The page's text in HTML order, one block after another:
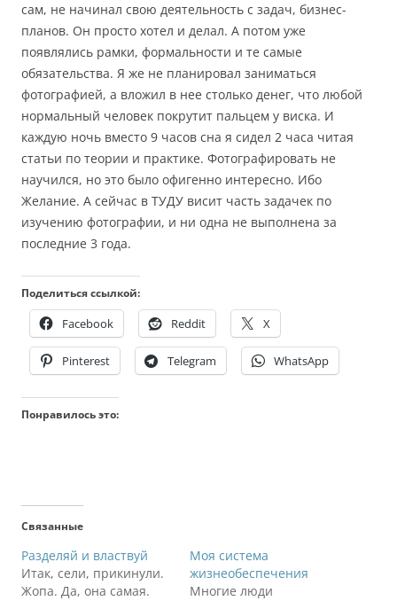
сам, не начинал свою деятельность с задач, бизнес-
планов. Он просто хотел и делал. А потом уже
появлялись рамки, формальности и те самые
обязательства. Я же не планировал заниматься
фотографией, а вложил в нее столько денег, что любой
нормальный человек покрутит пальцем у виска. И
каждую ночь вместо 9 часов сна я сидел 2 часа читая
статьи по теории и практике. Фотографировать не
научился, но это было офигенно интересно. Ибо
Желание. А сейчас в ТУДУ висит часть задачек по
изучению фотографии, и ни одна не выполнена за
последние 3 года.
Поделиться ссылкой:
Facebook Reddit X
Pinterest Telegram WhatsApp
Понравилось это:
Связанные
Разделяй и властвуй
Итак, сели, прикинули.
Жопа. Да, она самая.
Моя система
жизнеобеспечения
Многие люди